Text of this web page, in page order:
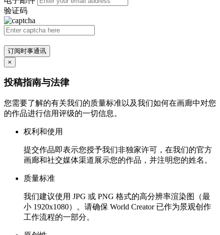
验证码
订阅时事通讯
×
投稿指南与法律
您需要了解的有关我们的质量标准以及我们如何在画廊中对您
的作品进行信用评级的一切信息。
权利和使用
提交作品即表示您授予我们非独家许可，在我们的官方
画廊和社交媒体渠道展示您的作品，并注明您的姓名。
质量标准
我们建议使用 JPG 或 PNG 格式的高分辨率渲染图（最
小 1920x1080）。请确保 World Creator 已作为景观创作
工作流程的一部分。